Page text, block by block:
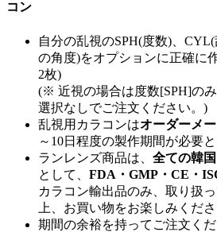
コン
自分の乱視のSPH(度数)、
の角度)をオプションに正確に
2枚)
(※ 近視の場合は度数[SPH]の
選択なしでご注文ください。)
乱視用カラコンはオーダーメ
～10日程度の製作期間が必要と
ランレンズ商品は、 全ての韓
として、 FDA・GMP・CE・
カラコン輸出品のみ、取り扱
上、お買い物をお楽しみくださ
期間の余裕を持ってご注文くだ